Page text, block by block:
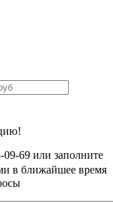
69 или заполните
в ближайшее время